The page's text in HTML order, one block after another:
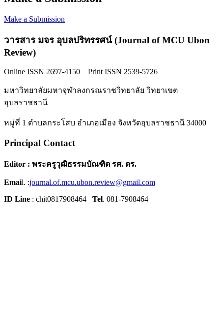
Make a Submission
วารสาร มจร อุบลปริทรรศน์ (Journal of MCU Ubon
Review)
Online ISSN 2697-4150 Print ISSN 2539-5726
มหาวิทยาลัยมหาจุฬาลงกรณราชวิทยาลัย วิทยาเขต
อุบลราชธานี
หมู่ที่ 1 ตำบลกระโสบ อำเภอเมือง จังหวัดอุบลราชธานี 34000
Principal Contact
Editor : พระครูวุฒิธรรมบัณฑิต รศ. ดร.
Email. :journal.of.mcu.ubon.review@gmail.com
ID Line : chit0817908464 Tel. 081-7908464